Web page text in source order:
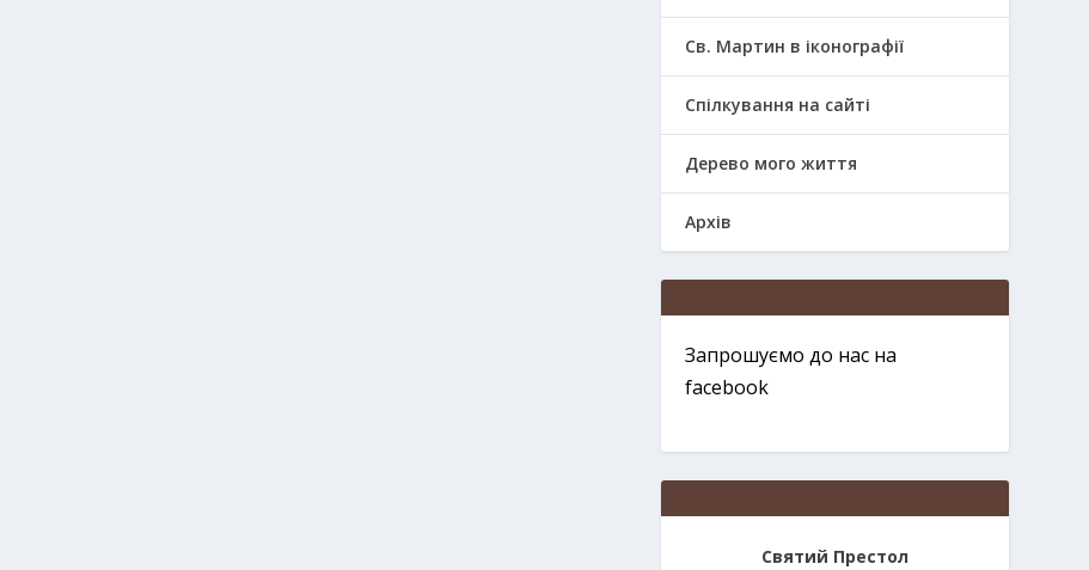
Св. Мартин в іконографії
Спілкування на сайті
Дерево мого життя
Архів
Запрошуємо до нас на
facebook
Святий Престол